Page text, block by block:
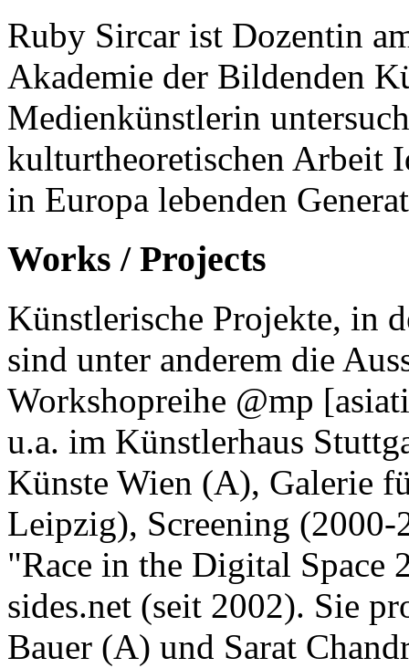
Ruby Sircar ist Dozentin
Akademie der Bildenden
Medienkünstlerin
kulturtheoretischen Arbeit
in Europa lebenden
Works / Projects
Künstlerische Projekte, in
sind unter anderem die
Workshopreihe @mp
u.a. im Künstlerhaus
Künste Wien (A), Galerie
Leipzig), Screening
"Race in the Digital Space
sides.net (seit 2002). Sie
Bauer (A) und Sarat